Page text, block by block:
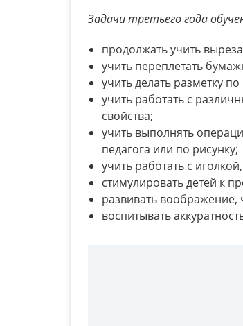
Задачи третьего года
продолжать учить
учить переплетать
учить делать разметку
учить работать с
свойства;
учить выполнять
педагога или по рисунку;
учить работать с
стимулировать детей к
развивать
воспитывать